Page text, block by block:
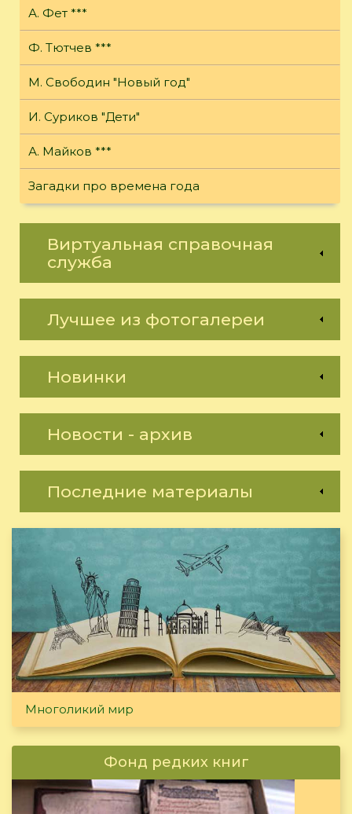
А. Фет ***
Ф. Тютчев ***
М. Свободин "Новый год"
И. Суриков "Дети"
А. Майков ***
Загадки про времена года
Виртуальная справочная
служба
Лучшее из фотогалереи
Новинки
Новости - архив
Последние материалы
Многоликий мир
Фонд редких книг